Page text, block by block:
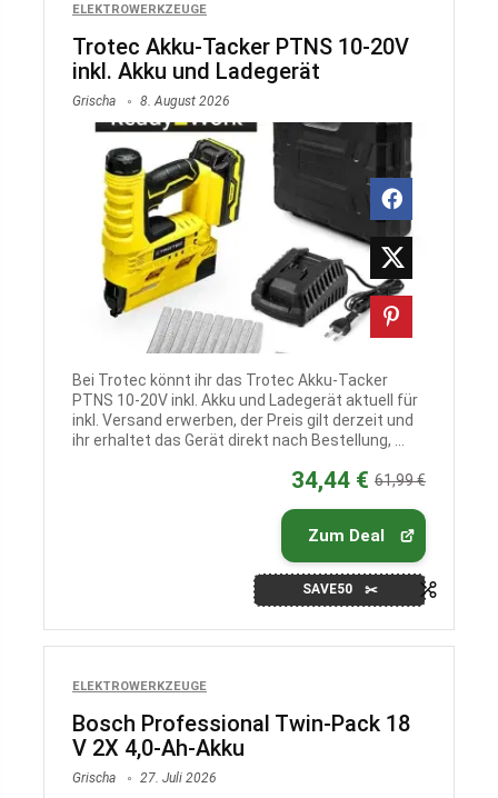
ELEKTROWERKZEUGE
Trotec Akku-Tacker PTNS 10-20V
inkl. Akku und Ladegerät
Grischa 8. August 2026
Bei Trotec könnt ihr das Trotec Akku-Tacker
PTNS 10-20V inkl. Akku und Ladegerät aktuell für
inkl. Versand erwerben, der Preis gilt derzeit und
ihr erhaltet das Gerät direkt nach Bestellung, ...
34,44 € 61,99 €
Zum Deal
SAVE50
ELEKTROWERKZEUGE
Bosch Professional Twin-Pack 18
V 2X 4,0-Ah-Akku
Grischa 27. Juli 2026